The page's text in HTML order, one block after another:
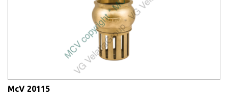
McV 20115